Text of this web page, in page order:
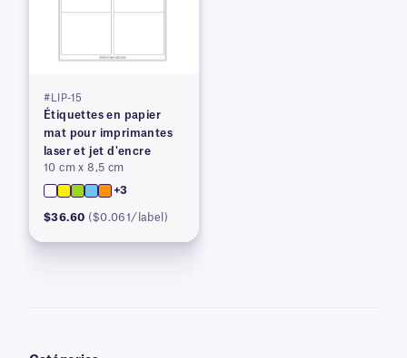
#LIP-15
Étiquettes en papier
mat pour imprimantes
laser et jet d'encre
10 cm x 8,5 cm
+3
$36.60 ($0.061/label)